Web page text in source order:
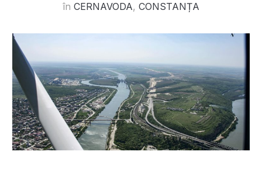
în CERNAVODA, CONSTANȚA